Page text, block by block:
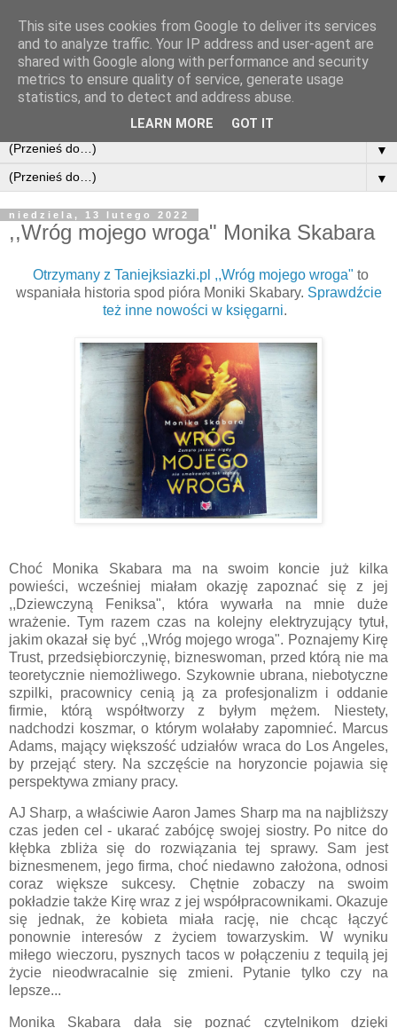
▼
▼
niedziela, 13 lutego 2022
,,Wróg mojego wroga" Monika Skabara
Otrzymany z Taniejksiazki.pl ,,Wróg mojego wroga" to
wspaniała historia spod pióra Moniki Skabary. Sprawdźcie
też inne nowości w księgarni.
Choć Monika Skabara ma na swoim koncie już kilka
powieści, wcześniej miałam okazję zapoznać się z jej
,,Dziewczyną Feniksa", która wywarła na mnie duże
wrażenie. Tym razem czas na kolejny elektryzujący tytuł,
jakim okazał się być ,,Wróg mojego wroga". Poznajemy Kirę
Trust, przedsiębiorczynię, bizneswoman, przed którą nie ma
teoretycznie niemożliwego. Szykownie ubrana, niebotyczne
szpilki, pracownicy cenią ją za profesjonalizm i oddanie
firmie, którą współtworzy z byłym mężem. Niestety,
nadchodzi koszmar, o którym wolałaby zapomnieć. Marcus
Adams, mający większość udziałów wraca do Los Angeles,
by przejąć stery. Na szczęście na horyzoncie pojawia się
perspektywa zmiany pracy.
AJ Sharp, a właściwie Aaron James Sharp ma na najbliższy
czas jeden cel - ukarać zabójcę swojej siostry. Po nitce do
kłębka zbliża się do rozwiązania tej sprawy. Sam jest
biznesmenem, jego firma, choć niedawno założona, odnosi
coraz większe sukcesy. Chętnie zobaczy na swoim
pokładzie także Kirę wraz z jej współpracownikami. Okazuje
się jednak, że kobieta miała rację, nie chcąc łączyć
ponownie interesów z życiem towarzyskim. W wyniku
miłego wieczoru, pysznych tacos w połączeniu z tequilą jej
życie nieodwracalnie się zmieni. Pytanie tylko czy na
lepsze...
Monika Skabara dała się poznać czytelnikom dzięki
This site uses cookies from Google to deliver its services
and to analyze traffic. Your IP address and user-agent are
shared with Google along with performance and security
metrics to ensure quality of service, generate usage
statistics, and to detect and address abuse.
LEARN MORE GOT IT